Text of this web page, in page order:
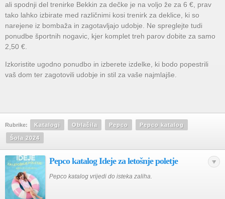
ali spodnji del trenirke Bekkin za dečke je na voljo že za 6 €, prav
tako lahko izbirate med različnimi kosi trenirk za deklice, ki so
narejene iz bombaža in zagotavljajo udobje. Ne spreglejte tudi
ponudbe športnih nogavic, kjer komplet treh parov dobite za samo
2,50 €.
Izkoristite ugodno ponudbo in izberete izdelke, ki bodo popestrili
vaš dom ter zagotovili udobje in stil za vaše najmlajše.
Rubrike: Katalogi Oblačila Pepco Pepco katalog
Šola 2024
Pepco katalog Ideje za letošnje poletje
Pepco katalog vrijedi do isteka zaliha.